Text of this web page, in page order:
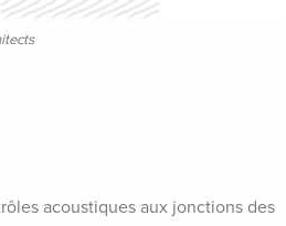
acoustiques aux jonctions des